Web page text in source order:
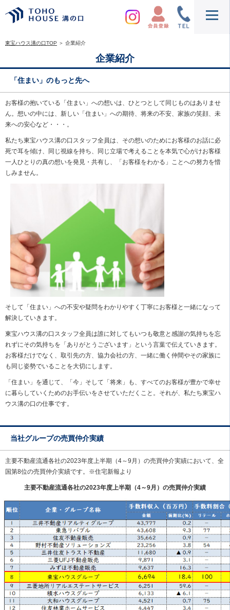
東宝ハウス溝の口TOP ＞ 企業紹介
企業紹介
「住まい」のもっと先へ
お客様の抱いている「住まい」への想いは、ひとつとして同じものはありませ
ん。想いの中には、新しい「住まい」への期待、将来の不安、家族の笑顔、未
来への安心など・・・。
私たち東宝ハウス溝の口スタッフ全員は、その想いのためにお客様のお話に必
死で耳を傾け、同じ視線を持ち、同じ立場で考えることを本気で心がけお客様
一人ひとりの真の想いを発見・共有し、「お客様をわかる」ことへの努力を惜
しみません。
そして「住まい」への不安や疑問をわかりやすく丁寧にお客様と一緒になって
解決していきます。
東宝ハウス溝の口スタッフ全員は誰に対してもいつも敬意と感謝の気持ちを忘
れずにその気持ちを「ありがとうございます」という言葉で伝えていきます。
お客様だけでなく、取引先の方、協力会社の方、一緒に働く仲間やその家族に
も同じ姿勢でいることを大切にします。
「住まい」を通じて、「今」そして「将来」も、すべてのお客様が豊かで幸せ
に暮らしていくためのお手伝いをさせていただくこと。それが、私たち東宝ハ
ウス溝の口の仕事です。
当社グループの売買仲介実績
主要不動産流通各社の2023年度上半期（4～9月）の売買仲介実績において、全
国第8位の売買仲介実績です。※住宅新報より
主要不動産流通各社の2023年度上半期（4～9月）の売買仲介実績